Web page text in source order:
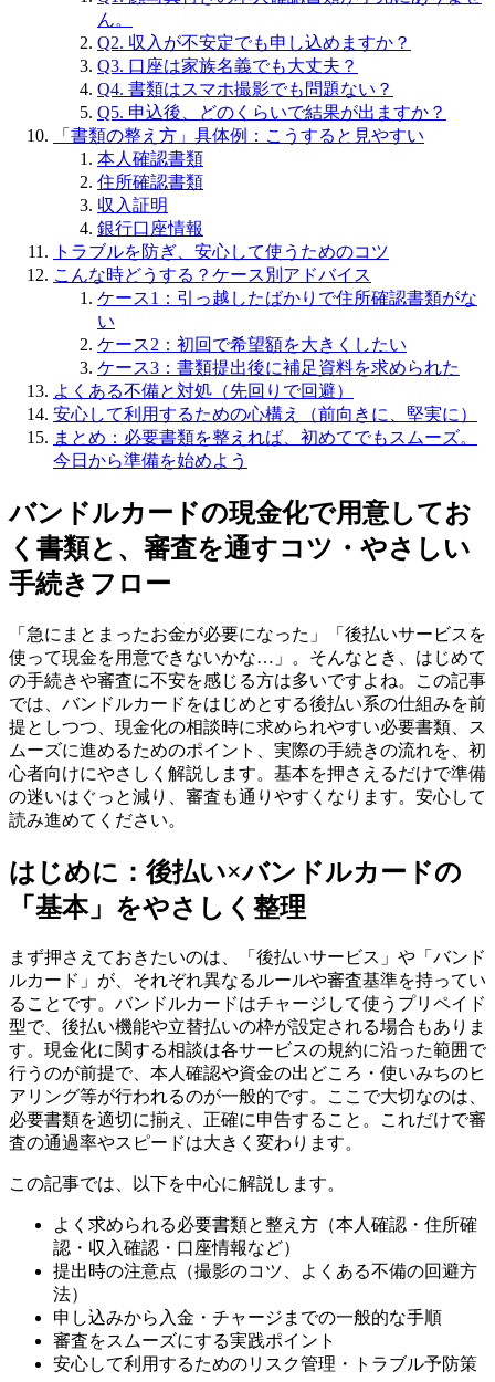
ん。
Q2. 収入が不安定でも申し込めますか？
Q3. 口座は家族名義でも大丈夫？
Q4. 書類はスマホ撮影でも問題ない？
Q5. 申込後、どのくらいで結果が出ますか？
「書類の整え方」具体例：こうすると見やすい
本人確認書類
住所確認書類
収入証明
銀行口座情報
トラブルを防ぎ、安心して使うためのコツ
こんな時どうする？ケース別アドバイス
ケース1：引っ越したばかりで住所確認書類がな
い
ケース2：初回で希望額を大きくしたい
ケース3：書類提出後に補足資料を求められた
よくある不備と対処（先回りで回避）
安心して利用するための心構え（前向きに、堅実に）
まとめ：必要書類を整えれば、初めてでもスムーズ。
今日から準備を始めよう
バンドルカードの現金化で用意してお
く書類と、審査を通すコツ・やさしい
手続きフロー
「急にまとまったお金が必要になった」「後払いサービスを
使って現金を用意できないかな…」。そんなとき、はじめて
の手続きや審査に不安を感じる方は多いですよね。この記事
では、バンドルカードをはじめとする後払い系の仕組みを前
提としつつ、現金化の相談時に求められやすい必要書類、ス
ムーズに進めるためのポイント、実際の手続きの流れを、初
心者向けにやさしく解説します。基本を押さえるだけで準備
の迷いはぐっと減り、審査も通りやすくなります。安心して
読み進めてください。
はじめに：後払い×バンドルカードの
「基本」をやさしく整理
まず押さえておきたいのは、「後払いサービス」や「バンド
ルカード」が、それぞれ異なるルールや審査基準を持ってい
ることです。バンドルカードはチャージして使うプリペイド
型で、後払い機能や立替払いの枠が設定される場合もありま
す。現金化に関する相談は各サービスの規約に沿った範囲で
行うのが前提で、本人確認や資金の出どころ・使いみちのヒ
アリング等が行われるのが一般的です。ここで大切なのは、
必要書類を適切に揃え、正確に申告すること。これだけで審
査の通過率やスピードは大きく変わります。
この記事では、以下を中心に解説します。
よく求められる必要書類と整え方（本人確認・住所確
認・収入確認・口座情報など）
提出時の注意点（撮影のコツ、よくある不備の回避方
法）
申し込みから入金・チャージまでの一般的な手順
審査をスムーズにする実践ポイント
安心して利用するためのリスク管理・トラブル予防策